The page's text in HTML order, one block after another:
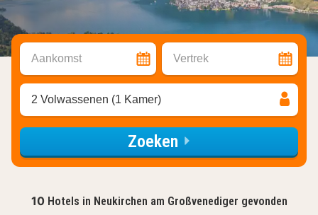
Aankomst Vertrek
2 Volwassenen (1 Kamer)
Zoeken
10 Hotels in Neukirchen am Großvenediger gevonden